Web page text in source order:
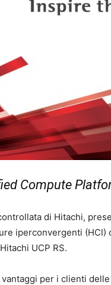
Compute
di Hitachi,
iperconvergenti (HCI)
UCP RS.
vantaggi per i clienti